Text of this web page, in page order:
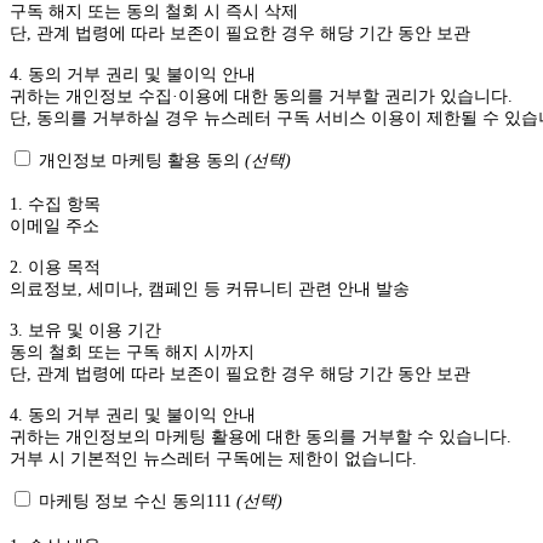
구독 해지 또는 동의 철회 시 즉시 삭제
단, 관계 법령에 따라 보존이 필요한 경우 해당 기간 동안 보관
4. 동의 거부 권리 및 불이익 안내
귀하는 개인정보 수집·이용에 대한 동의를 거부할 권리가 있습니다.
단, 동의를 거부하실 경우 뉴스레터 구독 서비스 이용이 제한될 수 있습
개인정보 마케팅 활용 동의 (선택)
1. 수집 항목
이메일 주소
2. 이용 목적
의료정보, 세미나, 캠페인 등 커뮤니티 관련 안내 발송
3. 보유 및 이용 기간
동의 철회 또는 구독 해지 시까지
단, 관계 법령에 따라 보존이 필요한 경우 해당 기간 동안 보관
4. 동의 거부 권리 및 불이익 안내
귀하는 개인정보의 마케팅 활용에 대한 동의를 거부할 수 있습니다.
거부 시 기본적인 뉴스레터 구독에는 제한이 없습니다.
마케팅 정보 수신 동의111 (선택)